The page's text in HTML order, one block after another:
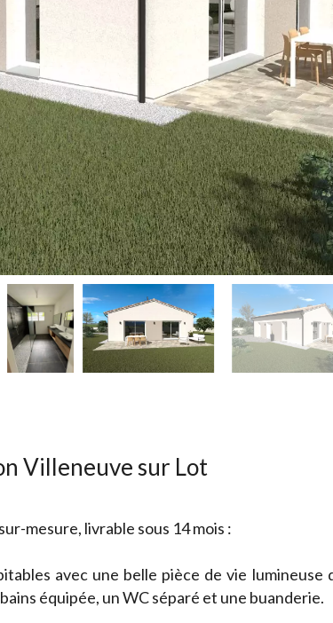
Villeneuve sur Lot
mesure, livrable sous 14 mois :
avec une belle pièce de vie lumineuse
équipée, un WC séparé et une buanderie.